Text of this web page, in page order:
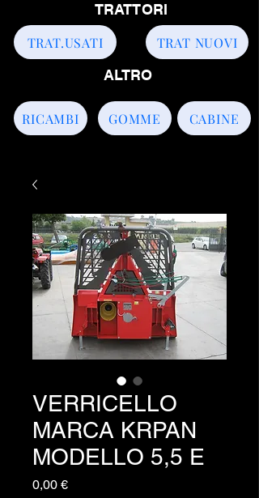
TRAT.USATI TRAT NUOVI
CABINE
GOMME
RICAMBI
TRATTORI
ALTRO
VERRICELLO
MARCA KRPAN
MODELLO 5,5 E
0,00 €Prezzo